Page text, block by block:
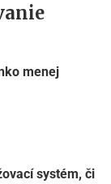
menej
systém, či